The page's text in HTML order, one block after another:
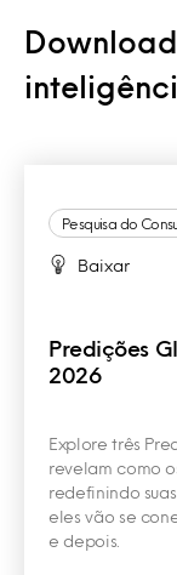
Pesquisa do
Baixar
Predições
2026
Explore três
revelam como
redefinindo
eles vão se
e depois.